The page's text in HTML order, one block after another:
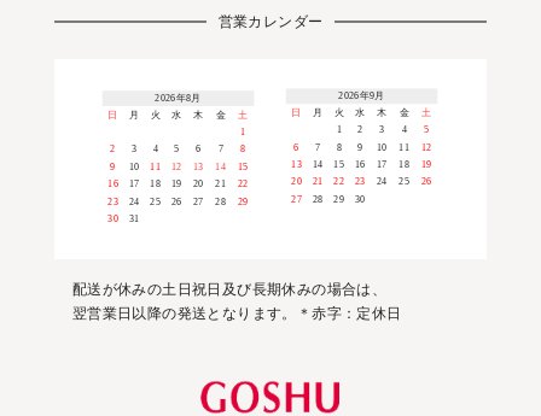
営業カレンダー
2026年8月
日
月 火 水 木 金
土
1
2
3 4 5 6 7 8
9 10 11 12 13 14 15
16 17 18 19 20 21
22
23
24 25 26 27 28
29
30
31
2026年9月
日 月 火 水 木 金 土
1 2 3 4
5
6
7 8 9 10 11
12
13
14 15 16 17 18
19
20
21 22 23 24 25 26
27 28 29 30
配送が休みの土日祝日及び長期休みの場合は、
翌営業日以降の発送となります。＊赤字：定休日